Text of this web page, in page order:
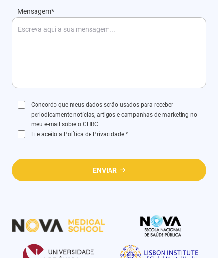
Mensagem*
Concordo que meus dados serão usados para receber
periodicamente notícias, artigos e campanhas de marketing no
meu e-mail sobre o CHRC.
Li e aceito a Política de Privacidade.*
ENVIAR